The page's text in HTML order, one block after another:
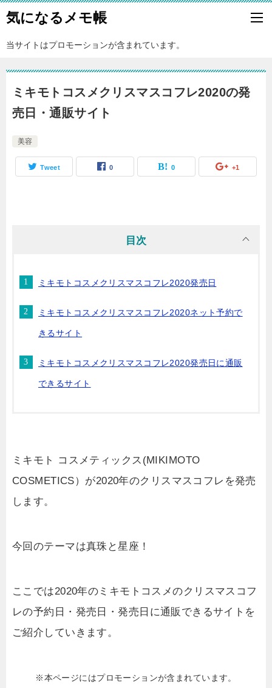
気になるメモ帳
当サイトはプロモーションが含まれています。
ミキモトコスメクリスマスコフレ2020の発
売日・通販サイト
美容
Tweet 0 0 +1
目次
ミキモトコスメクリスマスコフレ2020発売日
ミキモトコスメクリスマスコフレ2020ネット予約で
きるサイト
ミキモトコスメクリスマスコフレ2020発売日に通販
できるサイト
ミキモト コスメティックス(MIKIMOTO
COSMETICS）が2020年のクリスマスコフレを発売
します。
今回のテーマは真珠と星座！
ここでは2020年のミキモトコスメのクリスマスコフ
レの予約日・発売日・発売日に通販できるサイトを
ご紹介していきます。
※本ページにはプロモーションが含まれています。